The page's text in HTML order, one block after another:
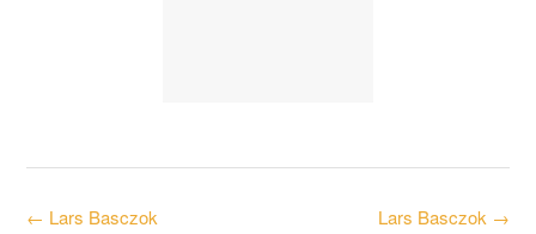
Post Lars Basczok →
← Lars Basczok